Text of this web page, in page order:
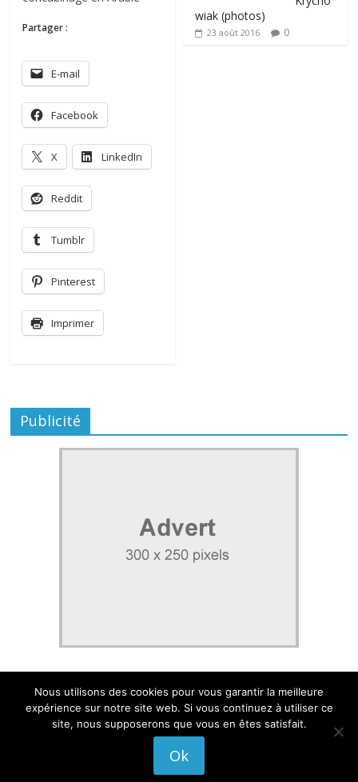
Partager :
E-mail
Facebook
X LinkedIn
Reddit
Tumblr
Pinterest
Imprimer
wiak (photos)
23 août 2016 0
Publicité
Politique de confidentialité
Nous utilisons des cookies pour vous garantir la meilleure
expérience sur notre site web. Si vous continuez à utiliser ce
site, nous supposerons que vous en êtes satisfait.
Ok